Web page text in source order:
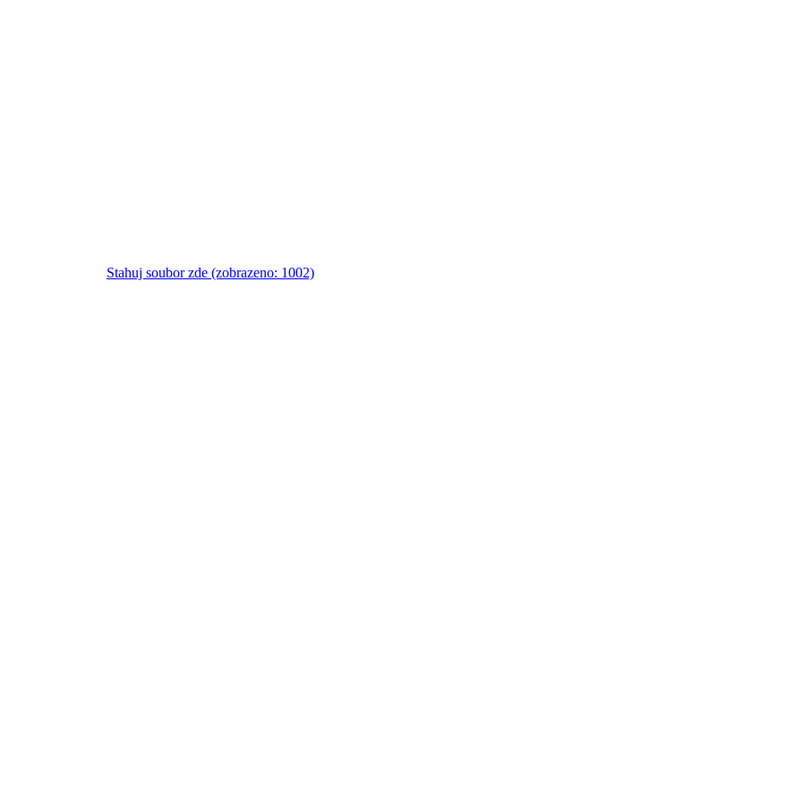
Stahuj soubor zde (zobrazeno: 1002)